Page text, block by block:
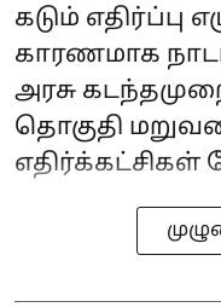
கடும் எதிர்ப்பு
காரணமாக
அரசு
தொகுதி
எதிர்க்கட்சிகள்